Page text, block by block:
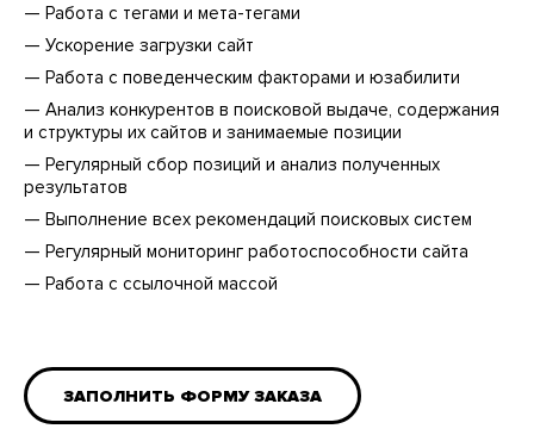
— Работа с тегами и мета-тегами
— Ускорение загрузки сайт
— Работа с поведенческим факторами и юзабилити
— Анализ конкурентов в поисковой выдаче, содержания
и структуры их сайтов и занимаемые позиции
— Регулярный сбор позиций и анализ полученных
результатов
— Выполнение всех рекомендаций поисковых систем
— Регулярный мониторинг работоспособности сайта
— Работа с ссылочной массой
ЗАПОЛНИТЬ ФОРМУ ЗАКАЗА